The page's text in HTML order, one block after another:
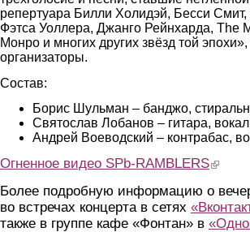
репертуара Билли Холидэй, Бесси
Фэтса Уоллера, Джанго Рейнхарда, The
Монро и многих других звёзд той
организаторы.
Состав:
Борис Шульман – банджо,
Святослав Лобанов – гитара,
Андрей Воеводский – контрабас,
Огненное видео SPb-RAMBLERS(link is
Более подробную информацию о
во встречах концерта в сетях
также в группе кафе «Фонтан» в